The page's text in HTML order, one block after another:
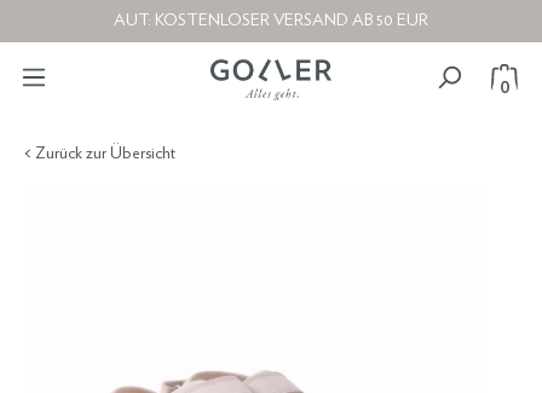
AUT: KOSTENLOSER VERSAND AB 50 EUR
0
< Zurück zur Übersicht